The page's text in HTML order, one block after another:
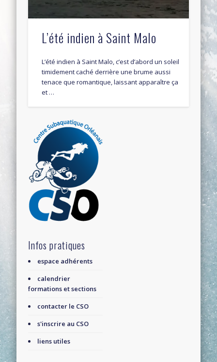
L’été indien à Saint Malo
L’été indien à Saint Malo, c’est d’abord un soleil
timidement caché derrière une brume aussi
tenace que romantique, laissant apparaître ça
et …
Infos pratiques
espace adhérents
calendrier
formations et sections
contacter le CSO
s'inscrire au CSO
liens utiles